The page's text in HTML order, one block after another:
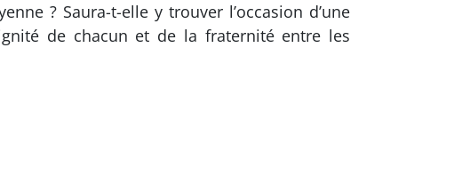
? Saura-t-elle y trouver l’occasion d’une
de chacun et de la fraternité entre les